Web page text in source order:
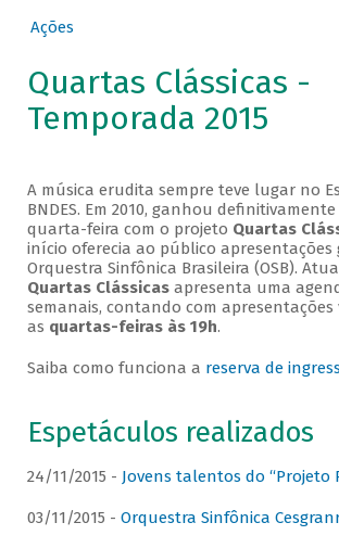
Ações
Quartas Clássicas -
Temporada 2015
A música erudita sempre teve lugar no
BNDES. Em 2010, ganhou
quarta-feira com o projeto Quartas
início oferecia ao público apresentações
Orquestra Sinfônica Brasileira (OSB).
Quartas Clássicasapresenta uma
semanais, contando com apresentações
as quartas-feiras às 19h.
Saiba como funciona a reserva de
Espetáculos realizados
24/11/2015 - Jovens talentos do “Projeto
03/11/2015 - Orquestra Sinfônica